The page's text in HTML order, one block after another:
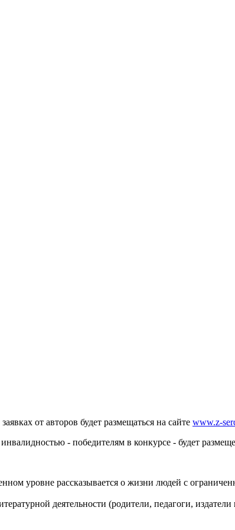
от авторов будет размещаться на сайте www.z-
- победителям в конкурсе - будет
уровне рассказывается о жизни людей с
деятельности (родители, педагоги, издатели